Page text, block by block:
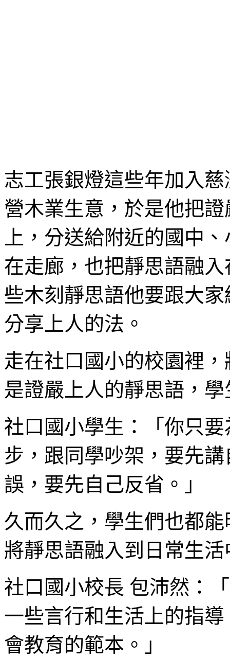
志工張銀燈這些年加入
營木業生意，於是他把
上，分送給附近的國中
在走廊，也把靜思語融
些木刻靜思語他要跟大
分享上人的法。
走在社口國小的校園裡
是證嚴上人的靜思語，
社口國小學生：「你只
步，跟同學吵架，要先
誤，要先自己反省。」
久而久之，學生們也都
將靜思語融入到日常生活
社口國小校長 包沛然：
一些言行和生活上的指
會教育的範本。」